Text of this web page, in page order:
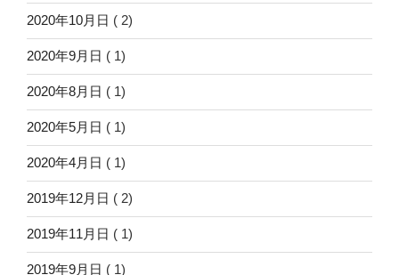
2020年10月日 ( 2)
2020年9月日 ( 1)
2020年8月日 ( 1)
2020年5月日 ( 1)
2020年4月日 ( 1)
2019年12月日 ( 2)
2019年11月日 ( 1)
2019年9月日 ( 1)